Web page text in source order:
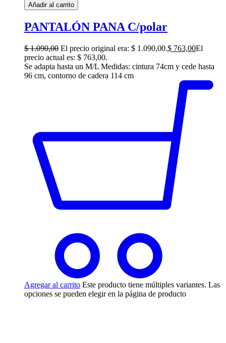
Añadir al carrito
PANTALÓN PANA C/polar
$1.090,00 El precio original era: $ 1.090,00.$ 763,00El
precio actual es: $ 763,00.
Se adapta hasta un M/L Medidas: cintura 74cm y cede hasta
96 cm, contorno de cadera 114 cm
Agregar al carrito Este producto tiene múltiples variantes. Las
opciones se pueden elegir en la página de producto